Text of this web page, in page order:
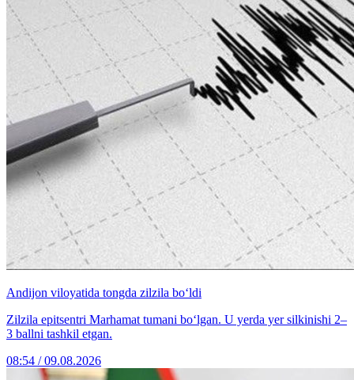
Andijon viloyatida tongda zilzila bo‘ldi
Zilzila epitsentri Marhamat tumani bo‘lgan. U yerda yer silkinishi 2–
3 ballni tashkil etgan.
08:54 / 09.08.2026